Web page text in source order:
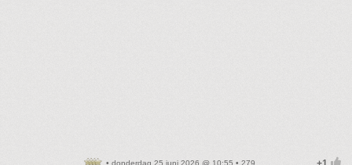
• donderdag 25 juni 2026 @ 10:55 • 279